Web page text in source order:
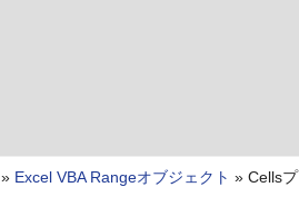
» Excel VBA Rangeオブジェクト » Cells